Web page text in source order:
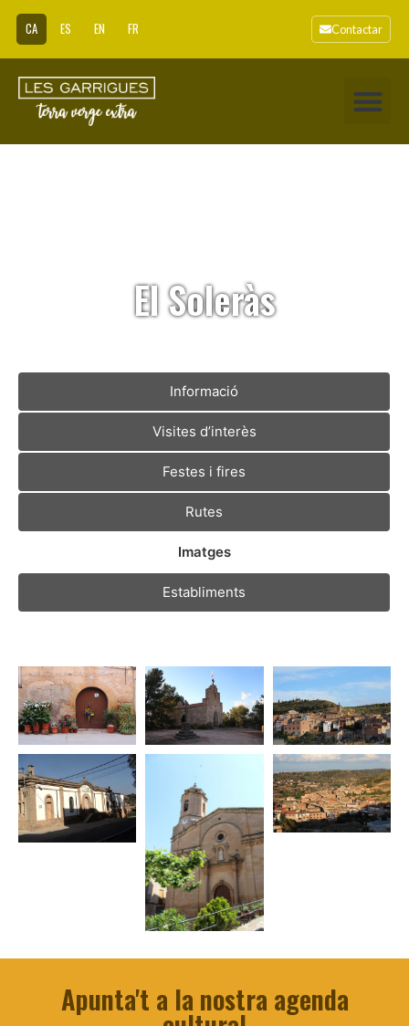
CA ES EN FR Contactar
El Soleràs
Informació
Visites d’interès
Festes i fires
Rutes
Imatges
Establiments
Apunta't a la nostra agenda